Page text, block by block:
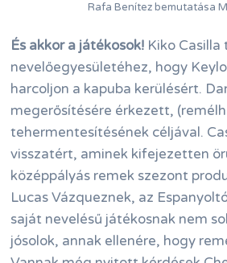
Rafa Benítez bemutatása
És akkor a játékosok! Kiko Casilla
nevelőegyesületéhez, hogy
harcoljon a kapuba kerülésért.
megerősítésére érkezett,
tehermentesítésének céljával.
visszatért, aminek kifejezetten
középpályás remek szezont
Lucas Vázqueznek, az
saját nevelésű játékosnak nem
jósolok, annak ellenére, hogy